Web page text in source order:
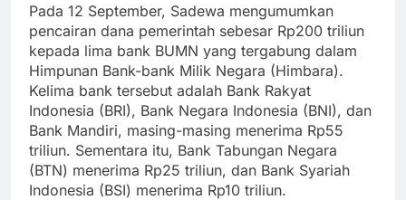
Pada 12 September, Sadewa mengumumkan
pencairan dana pemerintah sebesar Rp200 triliun
kepada lima bank BUMN yang tergabung dalam
Himpunan Bank-bank Milik Negara (Himbara).
Kelima bank tersebut adalah Bank Rakyat
Indonesia (BRI), Bank Negara Indonesia (BNI), dan
Bank Mandiri, masing-masing menerima Rp55
triliun. Sementara itu, Bank Tabungan Negara
(BTN) menerima Rp25 triliun, dan Bank Syariah
Indonesia (BSI) menerima Rp10 triliun.